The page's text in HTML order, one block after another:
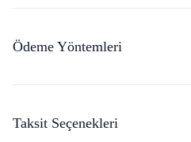
Ödeme Yöntemleri
Taksit Seçenekleri